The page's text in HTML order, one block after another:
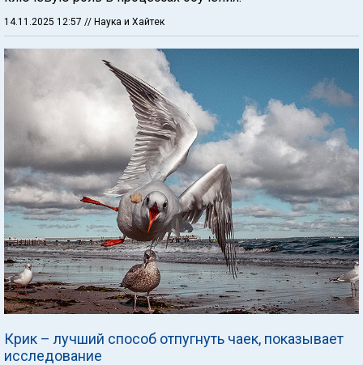
14.11.2025 12:57 // Наука и Хайтек
Крик – лучший способ отпугнуть чаек, показывает
исследование